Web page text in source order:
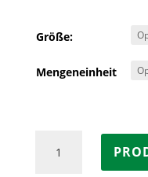
Größe:
Mengeneinheit
Pflastersteine
MUSCHELKAK